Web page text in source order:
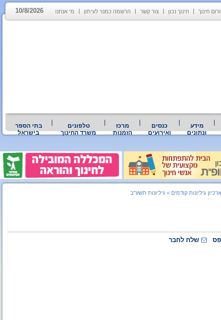
חינוך חינוך נכון צור קשר הרשמה כמנוי לעיתון מי אנחנו 10/8/2026
מידע
ונתונים
כנסים
ואירועים
מרכז
הזמנות
טלפונים
משרד החינוך
בתי הספר
בישראל
ארכיון גיליונות קודמים > גיליונות תשע"ב
שלח לחבר